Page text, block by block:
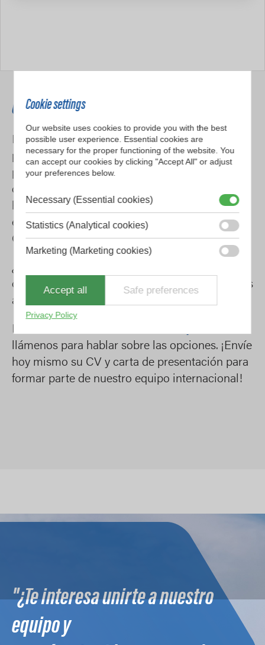
Ofertas de empleo
Hytrans ofrece diversas oportunidades
profesionales, desde puestos vacantes hasta
prácticas y aprendizaje. ¿Tienes un excelente
dominio del neerlandés, tanto escrito como
hablado? Entonces nos gustaría invitarte a
explorar nuestras ofertas de empleo actuales.
Consúltalasaquí.
¿No ve ningún trabajo que se ajuste a sus
conocimientos y experiencia? Siempre estamos
a la búsqueda de nuevos talentos.
Envíe una solicitud abierta a
llámenos para hablar sobre las opciones. ¡Envíe
hoy mismo su CV y carta de presentación para
formar parte de nuestro equipo internacional!
"¿Te interesa unirte a nuestro
equipo y
Cookie settings
Our website uses cookies to provide you with the best
possible user experience. Essential cookies are
necessary for the proper functioning of the website. You
can accept our cookies by clicking "Accept All" or adjust
your preferences below.
Necessary (Essential cookies)
Statistics (Analytical cookies)
Marketing (Marketing cookies)
Accept all Safe preferences
Privacy Policy